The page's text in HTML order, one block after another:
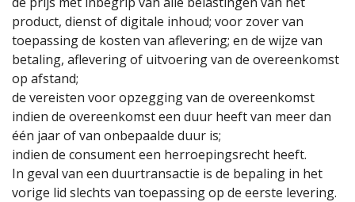
product, dienst of digitale inhoud; voor zover van
toepassing de kosten van aflevering; en de wijze van
betaling, aflevering of uitvoering van de overeenkomst
op afstand;
de vereisten voor opzegging van de overeenkomst
indien de overeenkomst een duur heeft van meer dan
één jaar of van onbepaalde duur is;
indien de consument een herroepingsrecht heeft.
In geval van een duurtransactie is de bepaling in het
vorige lid slechts van toepassing op de eerste levering.